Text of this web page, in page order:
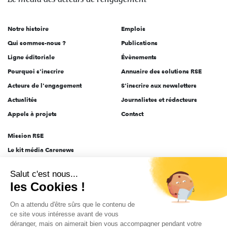
l'engagement
Notre histoire
Qui sommes-nous ?
Ligne éditoriale
Pourquoi s'inscrire
Acteurs de l'engagement
Actualités
Appels à projets
Emplois
Publications
Évènements
Annuaire des solutions RSE
S'inscrire aux newsletters
Journalistes et rédacteurs
Contact
Mission RSE
Le kit média Carenews
AEF info
Novethic
PRODURABLE
Inclusiv Day
Salut c'est nous...
les Cookies !
On a attendu d'être sûrs que le contenu de
ce site vous intéresse avant de vous
déranger, mais on aimerait bien vous accompagner pendant votre